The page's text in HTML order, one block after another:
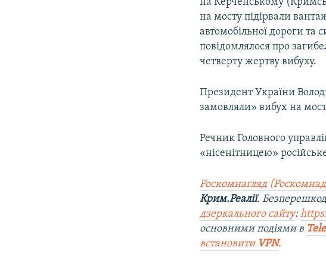
на мосту підірвали
автомобільної дороги та
повідомлялося про
четверту жертву вибуху.
Президент України
замовляли» вибух на
Речник Головного
«нісенітницею»
Роскомнагляд
Крим.Реалії.
дзеркального сайту:
основними подіями в
встановити VPN.